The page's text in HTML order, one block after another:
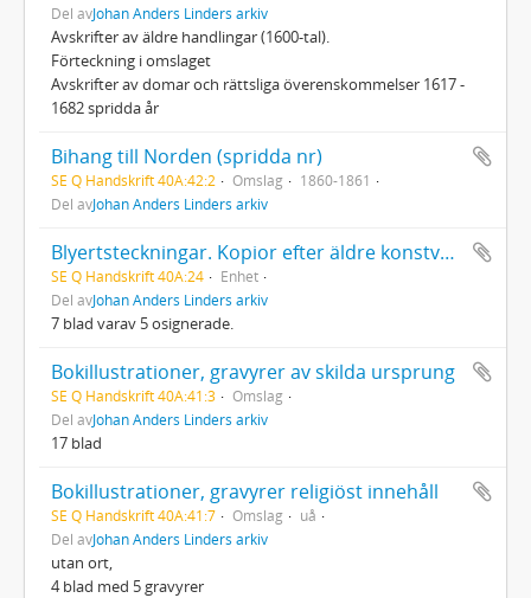
Del avJohan Anders Linders arkiv
Avskrifter av äldre handlingar (1600-tal).
Förteckning i omslaget
Avskrifter av domar och rättsliga överenskommelser 1617 -
1682 spridda år
Bihang till Norden (spridda nr)
SE Q Handskrift 40A:42:2 Omslag
1860-1861
Del avJohan Anders Linders arkiv
Blyertsteckningar. Kopior efter äldre konstverk.
SE Q Handskrift 40A:24
Enhet
Del avJohan Anders Linders arkiv
7 blad varav 5 osignerade.
Bokillustrationer, gravyrer av skilda ursprung
SE Q Handskrift 40A:41:3
Omslag
Del avJohan Anders Linders arkiv
17 blad
Bokillustrationer, gravyrer religiöst innehåll
SE Q Handskrift 40A:41:7 Omslag
uå
Del avJohan Anders Linders arkiv
utan ort,
4 blad med 5 gravyrer